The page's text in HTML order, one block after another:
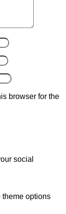
browser for the
social
theme options